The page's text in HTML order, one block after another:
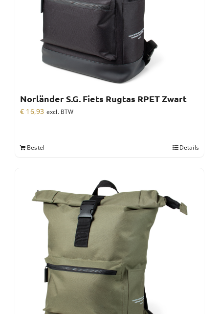
Norländer S.G. Fiets Rugtas RPET Zwart
€ 16,93 excl. BTW
Bestel Details